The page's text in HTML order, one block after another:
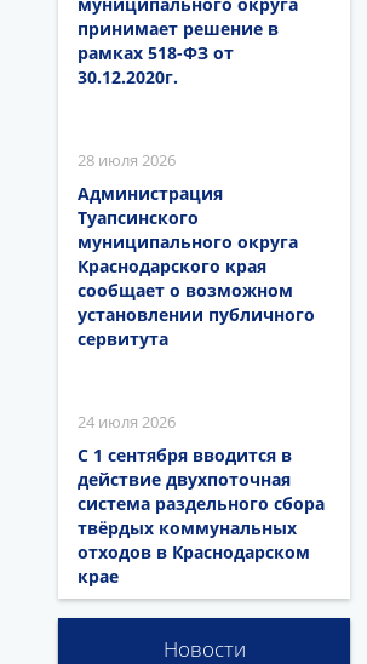
принимает решение в
рамках 518-ФЗ от
30.12.2020г.
28 июля 2026
Администрация
Туапсинского
муниципального округа
Краснодарского края
сообщает о возможном
установлении публичного
сервитута
24 июля 2026
С 1 сентября вводится в
действие двухпоточная
система раздельного сбора
твёрдых коммунальных
отходов в Краснодарском
крае
Новости